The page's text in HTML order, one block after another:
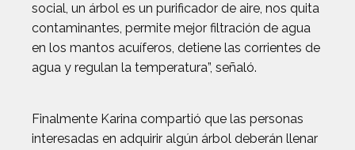
social, un árbol es un purificador de aire, nos quita
contaminantes, permite mejor filtración de agua
en los mantos acuíferos, detiene las corrientes de
agua y regulan la temperatura”, señaló.
Finalmente Karina compartió que las personas
interesadas en adquirir algún árbol deberán llenar